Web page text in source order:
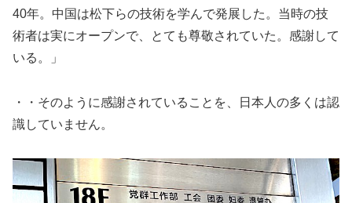
40年。中国は松下らの技術を学んで発展した。当時の技
術者は実にオープンで、とても尊敬されていた。感謝して
いる。」
・・そのように感謝されていることを、日本人の多くは認
識していません。